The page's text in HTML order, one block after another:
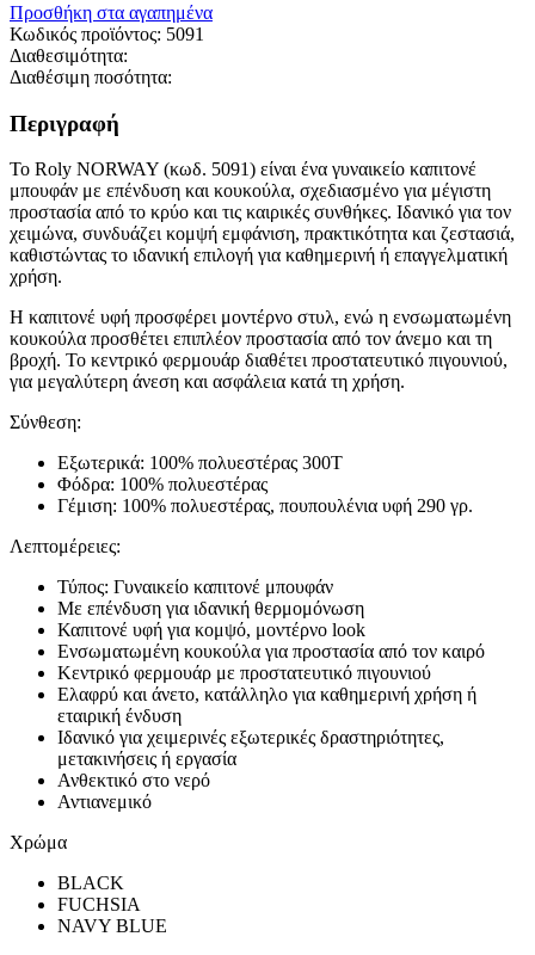
Προσθήκη στα αγαπημένα
Κωδικός προϊόντος: 5091
Διαθεσιμότητα:
Διαθέσιμη ποσότητα:
Περιγραφή
Το Roly NORWAY (κωδ. 5091) είναι ένα γυναικείο καπιτονέ
μπουφάν με επένδυση και κουκούλα, σχεδιασμένο για μέγιστη
προστασία από το κρύο και τις καιρικές συνθήκες. Ιδανικό για τον
χειμώνα, συνδυάζει κομψή εμφάνιση, πρακτικότητα και ζεστασιά,
καθιστώντας το ιδανική επιλογή για καθημερινή ή επαγγελματική
χρήση.
Η καπιτονέ υφή προσφέρει μοντέρνο στυλ, ενώ η ενσωματωμένη
κουκούλα προσθέτει επιπλέον προστασία από τον άνεμο και τη
βροχή. Το κεντρικό φερμουάρ διαθέτει προστατευτικό πιγουνιού,
για μεγαλύτερη άνεση και ασφάλεια κατά τη χρήση.
Σύνθεση:
Εξωτερικά: 100% πολυεστέρας 300Τ
Φόδρα: 100% πολυεστέρας
Γέμιση: 100% πολυεστέρας, πουπουλένια υφή 290 γρ.
Λεπτομέρειες:
Τύπος: Γυναικείο καπιτονέ μπουφάν
Με επένδυση για ιδανική θερμομόνωση
Καπιτονέ υφή για κομψό, μοντέρνο look
Ενσωματωμένη κουκούλα για προστασία από τον καιρό
Κεντρικό φερμουάρ με προστατευτικό πιγουνιού
Ελαφρύ και άνετο, κατάλληλο για καθημερινή χρήση ή
εταιρική ένδυση
Ιδανικό για χειμερινές εξωτερικές δραστηριότητες,
μετακινήσεις ή εργασία
Ανθεκτικό στο νερό
Αντιανεμικό
Χρώμα
BLACK
FUCHSIA
NAVY BLUE